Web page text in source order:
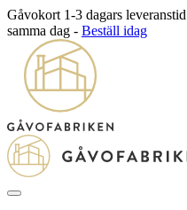
Gåvokort 1-3 dagars
samma dag - Beställ idag